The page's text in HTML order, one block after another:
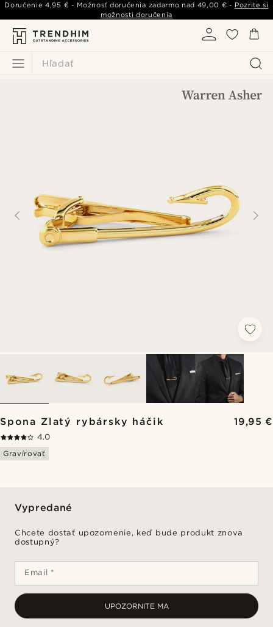
Hľadať
Doručenie4,95 € - Možnosť doručenia zadarmo nad 49,00 € - Pozrite si
možnosti doručenia
Spona Zlatý rybársky háčik 19,95 €
4.0
Gravírovať
Vypredané
Chcete dostať upozornenie, keď bude produkt znova
dostupný?
Email *
UPOZORNITE MA